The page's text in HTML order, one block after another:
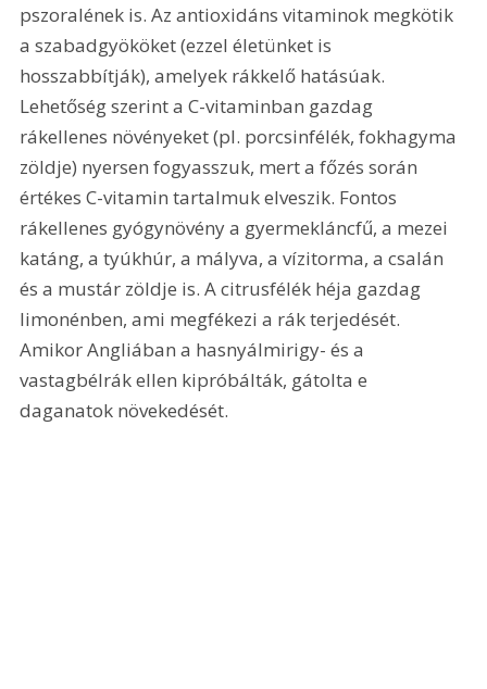
pszoralének is. Az antioxidáns vitaminok megkötik
a szabadgyököket (ezzel életünket is
hosszabbítják), amelyek rákkelő hatásúak.
Lehetőség szerint a C-vitaminban gazdag
rákellenes növényeket (pl. porcsinfélék, fokhagyma
zöldje) nyersen fogyasszuk, mert a főzés során
értékes C-vitamin tartalmuk elveszik. Fontos
rákellenes gyógynövény a gyermekláncfű, a mezei
katáng, a tyúkhúr, a mályva, a vízitorma, a csalán
és a mustár zöldje is. A citrusfélék héja gazdag
limonénben, ami megfékezi a rák terjedését.
Amikor Angliában a hasnyálmirigy- és a
vastagbélrák ellen kipróbálták, gátolta e
daganatok növekedését.